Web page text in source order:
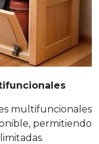
multifuncionales
permitiendo